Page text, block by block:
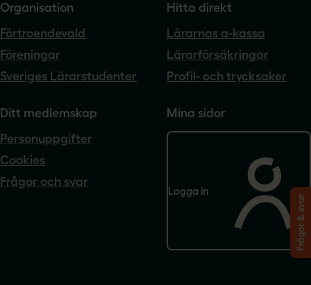
Organisation
Förtroendevald
Föreningar
Sveriges Lärarstudenter
Hitta direkt
Lärarnas a-kassa
Lärarförsäkringar
Profil- och trycksaker
Ditt medlemskap
Personuppgifter
Cookies
Frågor och svar
Mina sidor
Logga in
Frågor & svar